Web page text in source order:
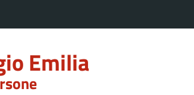
Emilia